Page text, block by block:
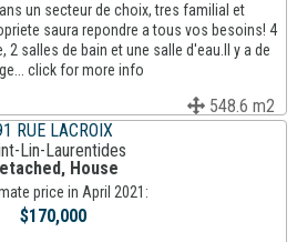
un secteur de choix, tres familial et
saura repondre a tous vos besoins! 4
2 salles de bain et une salle d'eau.Il y a de
click for more info
548.6 m2
RUE LACROIX
Lin-Laurentides
House
price in April 2021:
$170,000